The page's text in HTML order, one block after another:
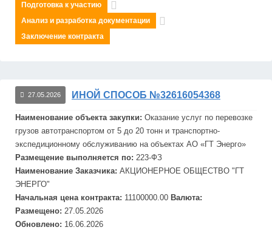
Подготовка к участию
Анализ и разработка документации
Заключение контракта
27.05.2026 ИНОЙ СПОСОБ №32616054368
Наименование объекта закупки: Оказание услуг по перевозке
грузов автотранспортом от 5 до 20 тонн и транспортно-
экспедиционному обслуживанию на объектах АО «ГТ Энерго»
Размещение выполняется по: 223-ФЗ
Наименование Заказчика: АКЦИОНЕРНОЕ ОБЩЕСТВО "ГТ
ЭНЕРГО"
Начальная цена контракта: 11100000.00 Валюта:
Размещено: 27.05.2026
Обновлено: 16.06.2026